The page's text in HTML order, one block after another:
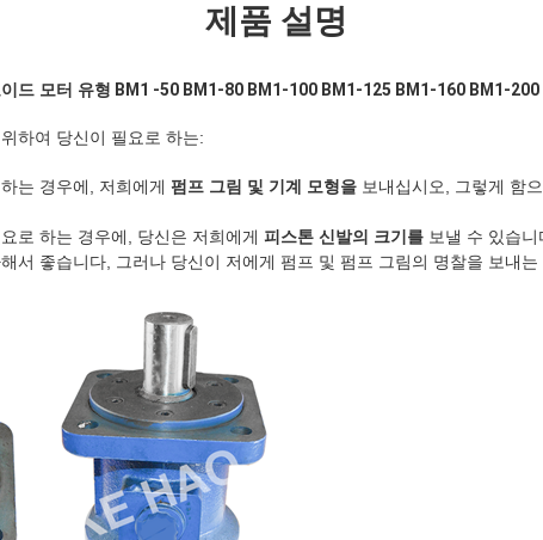
제품 설명
드 모터 유형 BM1 -50 BM1-80 BM1-100 BM1-125 BM1-160 BM1-
하여 당신이 필요로 하는:
는 경우에, 저희에게 펌프 그림 및 기계 모형을 보내십시오, 그렇게 함
로 하는 경우에, 당신은 저희에게 피스톤 신발의 크기를 보낼 수 있습
서 좋습니다, 그러나 당신이 저에게 펌프 및 펌프 그림의 명찰을 보내